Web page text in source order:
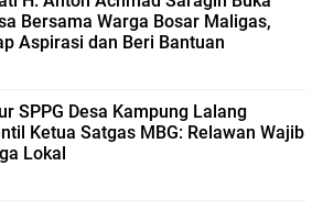
Bersama Warga Bosar Maligas,
Aspirasi dan Beri Bantuan
SPPG Desa Kampung Lalang
Ketua Satgas MBG: Relawan Wajib
Lokal